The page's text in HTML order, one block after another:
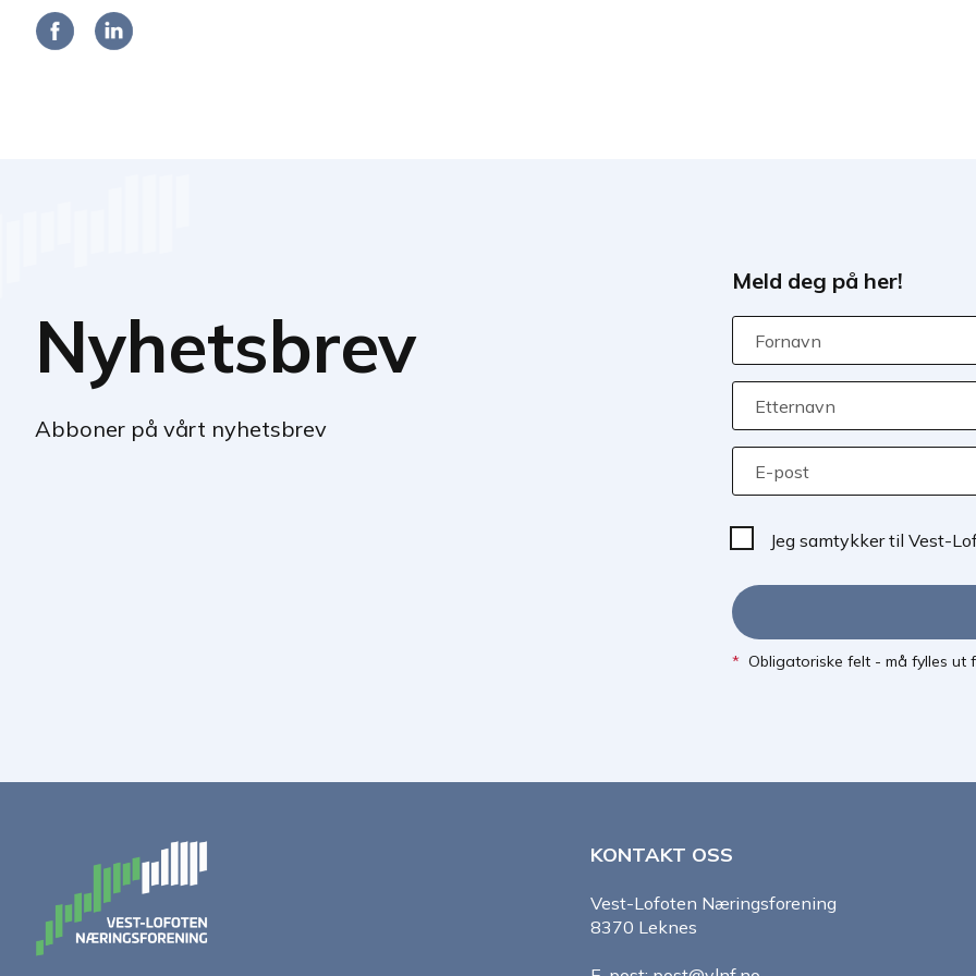
Nyhetsbrev
Abboner på vårt nyhetsbrev
Meld deg på her!
Fornavn
Etternavn
E-post
Jeg samtykker til Vest-
* Obligatoriske felt - må fylles ut
KONTAKT OSS
Vest-Lofoten Næringsforening
8370 Leknes